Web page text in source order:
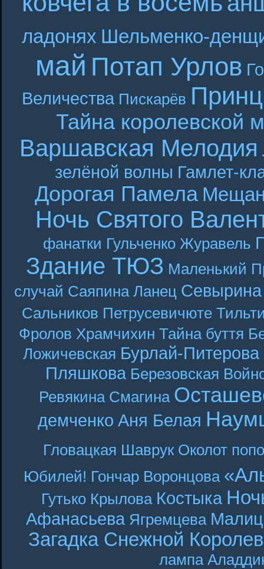
ладонях Шельменко-
май Потап Урлов
Величества Пискарёв
Тайна королевской
Варшавская Мелодия
зелёной волны Гамлет-
Дорогая Памела
Ночь Святого
фанатки Гульченко Журавель
Здание ТЮЗ Маленький
случай Саяпина Ланец Севырина
Сальников Петрусевичюте
Фролов Храмчихин Тайна буття
Ложичевская Бурлай-Питерова
Пляшкова Березовская
Ревякина Смагина
демченко Аня Белая
Гловацкая Шаврук Околот
Юбилей! Гончар Воронцова
Гутько Крылова Костыка
Афанасьева Ягремцева
Загадка Снежной
лампа